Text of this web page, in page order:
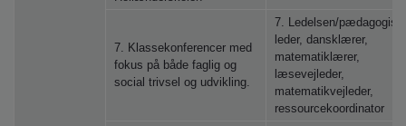
7. Klassekonferencer med
fokus på både faglig og
social trivsel og udvikling.
7. Ledelsen/pædagogisk
leder, dansklærer,
matematiklærer,
læsevejleder,
matematikvejleder,
ressourcekoordinator